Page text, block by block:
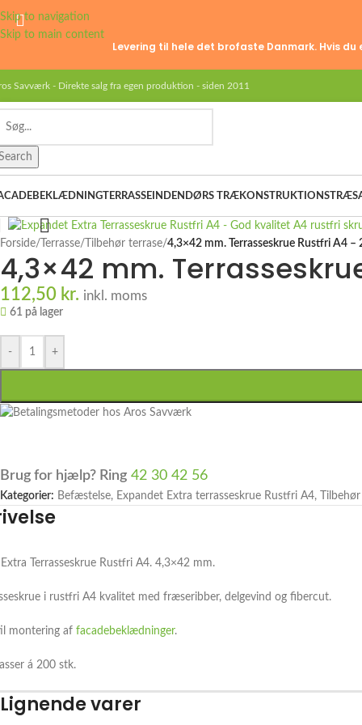
Skip to navigation
Skip to main content
Levering til hele det brofaste Danmark. Hvis
Savværk - Direkte salg fra egen produktion - siden 2011
TERRASSE INDENDØRS TRÆKONSTRUKTIONSTRÆ
Forside/ Terrasse/ Tilbehør terrase/4,3×42 mm. Terrasseskrue Rustfri A4 –
4,3×42 mm.
112,50 kr. inkl. moms
61 på lager
- +
Brug for hjælp? Ring 42 30 42 56
Kategorier: Befæstelse, Expandet Extra terrasseskrue Rustfri A4,
Terrasseskrue Rustfri A4. 4,3×42 mm.
i rustfri A4 kvalitet med fræseribber, delgevind og fibercut.
montering affacadebeklædninger.
á 200 stk.
Lignende varer